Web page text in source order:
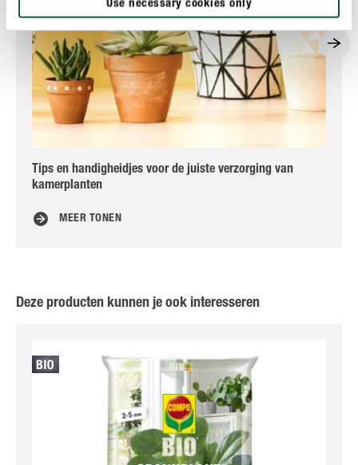
Use necessary cookies only
Tips en handigheidjes voor de juiste verzorging van
kamerplanten
MEER TONEN
Deze producten kunnen je ook interesseren